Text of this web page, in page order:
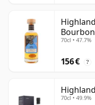
70cl • 47.7%
156 € ?
70cl • 49.9%